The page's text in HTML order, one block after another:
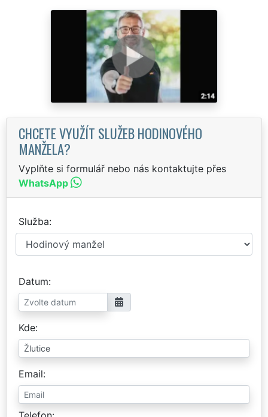
CHCETE VYUŽÍT SLUŽEB HODINOVÉHO
MANŽELA?
Vyplňte si formulář nebo nás kontaktujte přes
WhatsApp
Služba
Datum
Kde
Email